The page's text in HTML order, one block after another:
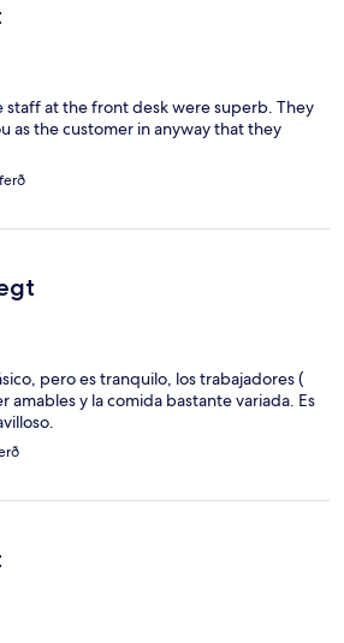
staff at the front desk were superb. They
as the customer in anyway that they
pero es tranquilo, los trabajadores (
amables y la comida bastante variada. Es